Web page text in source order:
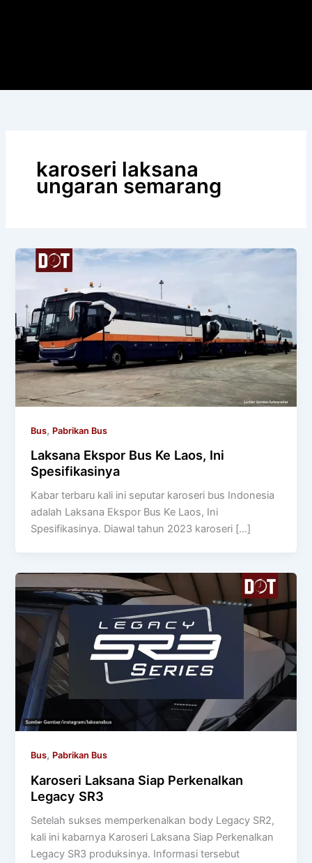
karoseri laksana
ungaran semarang
Bus, Pabrikan Bus
Laksana Ekspor Bus Ke Laos, Ini
Spesifikasinya
Kabar terbaru kali ini seputar karoseri bus Indonesia
adalah Laksana Ekspor Bus Ke Laos, Ini
Spesifikasinya. Diawal tahun 2023 karoseri […]
Bus, Pabrikan Bus
Karoseri Laksana Siap Perkenalkan
Legacy SR3
Setelah sukses memperkenalkan body Legacy SR2,
kali ini kabarnya Karoseri Laksana Siap Perkenalkan
Legacy SR3 produksinya. Informasi tersebut